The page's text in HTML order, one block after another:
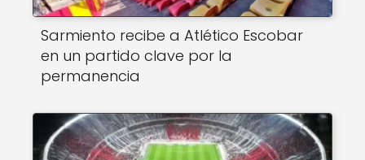
Sarmiento recibe a Atlético Escobar
en un partido clave por la
permanencia